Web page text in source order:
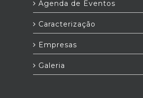
Agenda de Eventos
Caracterização
Empresas
Galeria